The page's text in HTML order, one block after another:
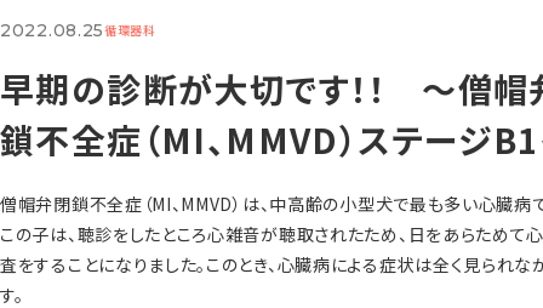
2022.08.25循環器科
早期の診断が大切です！！ 〜僧帽
鎖不全症（MI、MMVD）ステージ
僧帽弁閉鎖不全症（MI、MMVD）は、中高齢の小型犬で最も多い心臓病
この子は、聴診をしたところ心雑音が聴取されたため、日をあらためて
査をすることになりました。このとき、心臓病による症状は全く見られな
す。